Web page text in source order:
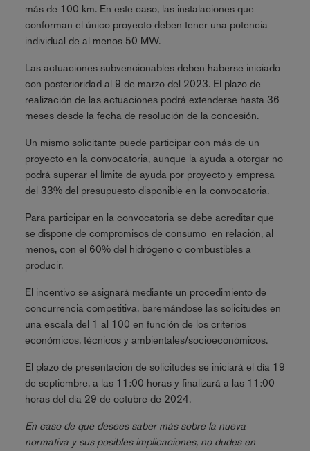
más de 100 km. En este caso, las instalaciones que
conforman el único proyecto deben tener una potencia
individual de al menos 50 MW.
Las actuaciones subvencionables deben haberse iniciado
con posterioridad al 9 de marzo del 2023. El plazo de
realización de las actuaciones podrá extenderse hasta 36
meses desde la fecha de resolución de la concesión.
Un mismo solicitante puede participar con más de un
proyecto en la convocatoria, aunque la ayuda a otorgar no
podrá superar el límite de ayuda por proyecto y empresa
del 33% del presupuesto disponible en la convocatoria.
Para participar en la convocatoria se debe acreditar que
se dispone de compromisos de consumo en relación, al
menos, con el 60% del hidrógeno o combustibles a
producir.
El incentivo se asignará mediante un procedimiento de
concurrencia competitiva, baremándose las solicitudes en
una escala del 1 al 100 en función de los criterios
económicos, técnicos y ambientales/socioeconómicos.
El plazo de presentación de solicitudes se iniciará el día 19
de septiembre, a las 11:00 horas y finalizará a las 11:00
horas del día 29 de octubre de 2024.
En caso de que desees saber más sobre la nueva
normativa y sus posibles implicaciones, no dudes en